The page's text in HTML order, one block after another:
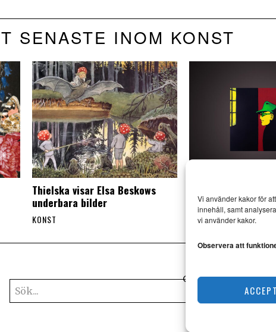
Vi använder kakor för
innehåll, samt
vi använder kakor.
Observera att
SENASTE INOM KONST
Thielska visar Elsa Beskows
underbara bilder
KONST
besök i Eslöv
KONST